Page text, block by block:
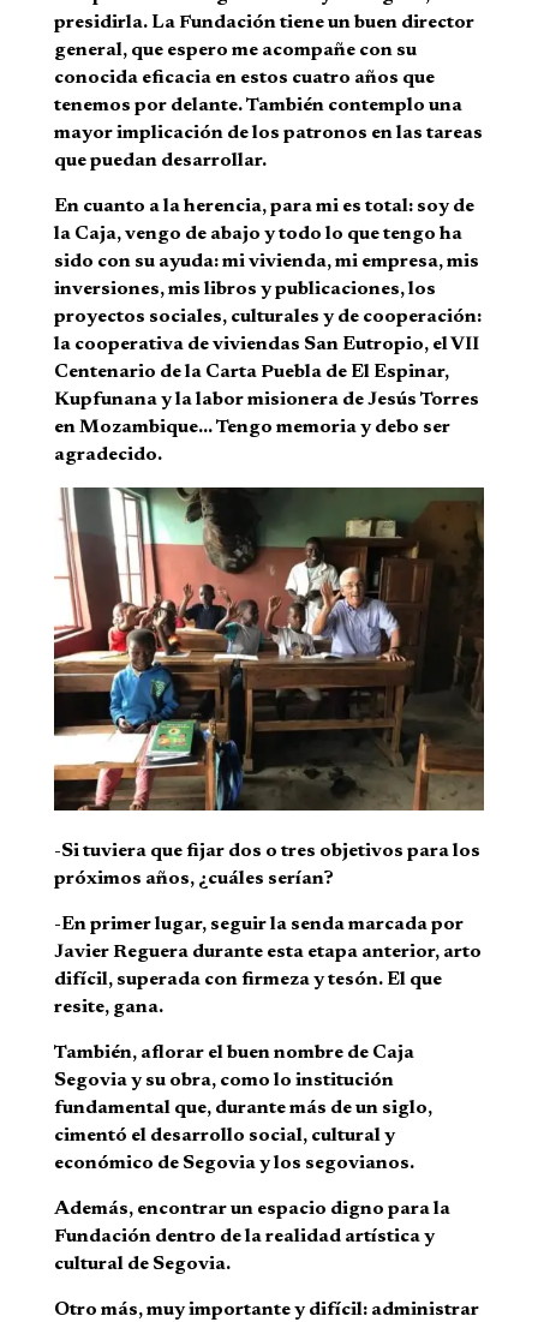
presidirla. La Fundación tiene un buen director
general, que espero me acompañe con su
conocida eficacia en estos cuatro años que
tenemos por delante. También contemplo una
mayor implicación de los patronos en las tareas
que puedan desarrollar.
En cuanto a la herencia, para mi es total: soy de
la Caja, vengo de abajo y todo lo que tengo ha
sido con su ayuda: mi vivienda, mi empresa, mis
inversiones, mis libros y publicaciones, los
proyectos sociales, culturales y de cooperación:
la cooperativa de viviendas San Eutropio, el VII
Centenario de la Carta Puebla de El Espinar,
Kupfunana y la labor misionera de Jesús Torres
en Mozambique… Tengo memoria y debo ser
agradecido.
-Si tuviera que fijar dos o tres objetivos para los
próximos años, ¿cuáles serían?
-En primer lugar, seguir la senda marcada por
Javier Reguera durante esta etapa anterior, arto
difícil, superada con firmeza y tesón. El que
resite, gana.
También, aflorar el buen nombre de Caja
Segovia y su obra, como lo institución
fundamental que, durante más de un siglo,
cimentó el desarrollo social, cultural y
económico de Segovia y los segovianos.
Además, encontrar un espacio digno para la
Fundación dentro de la realidad artística y
cultural de Segovia.
Otro más, muy importante y difícil: administrar